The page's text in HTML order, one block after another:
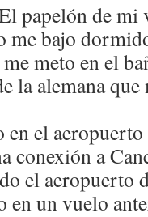
papelón de
me bajo
meto en el
la alemana
el
conexión a
el aeropuerto
en un vuelo